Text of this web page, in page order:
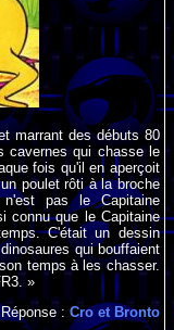
marrant des débuts 80
cavernes qui chasse le
fois qu'il en aperçoit
poulet rôti à la broche
pas le Capitaine
connu que le Capitaine
C'était un dessin
qui bouffaient
temps à les chasser.
»
Réponse : Cro et Bronto